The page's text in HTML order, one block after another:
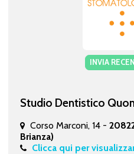
INVIA
Studio Dentistico
Corso Marconi, 14 -
Brianza)
Clicca qui per